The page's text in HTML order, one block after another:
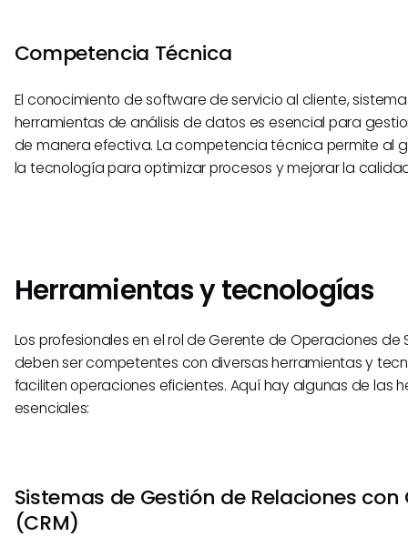
Competencia Técnica
El conocimiento de software de servicio al cliente,
herramientas de análisis de datos es esencial para
de manera efectiva. La competencia técnica permite al
la tecnología para optimizar procesos y mejorar la
Herramientas y tecnologías
Los profesionales en el rol de Gerente de Operaciones de
deben ser competentes con diversas herramientas y
faciliten operaciones eficientes. Aquí hay algunas de las
esenciales:
Sistemas de Gestión de Relaciones con
(CRM)